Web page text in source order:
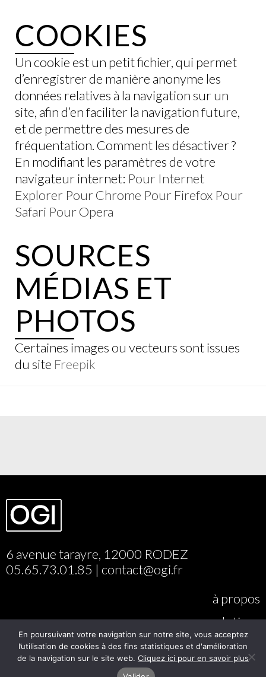
COOKIES
Un cookie est un petit fichier, qui permet
d’enregistrer de manière anonyme les
données relatives à la navigation sur un
site, afin d’en faciliter la navigation future,
et de permettre des mesures de
fréquentation. Comment les désactiver ?
En modifiant les paramètres de votre
navigateur internet: Pour Internet
Explorer Pour Chrome Pour Firefox Pour
Safari Pour Opera
SOURCES
MÉDIAS ET
PHOTOS
Certaines images ou vecteurs sont issues
du site Freepik
6 avenue tarayre, 12000 RODEZ
05.65.73.01.85 | contact@ogi.fr
à propos
nos solutions
portfolio
contact
En poursuivant votre navigation sur notre site, vous acceptez
l’utilisation de cookies à des fins statistiques et d'amélioration
de la navigation sur le site web. Cliquez ici pour en savoir plus